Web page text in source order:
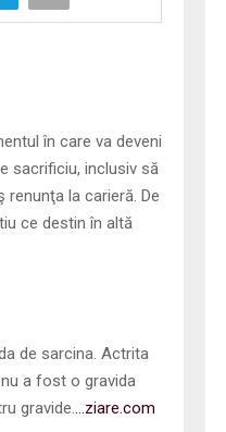
în care va deveni
sacrificiu, inclusiv să
la carieră. De
ce destin în altă
de sarcina. Actrita
a fost o gravida
gravide.
…ziare.com